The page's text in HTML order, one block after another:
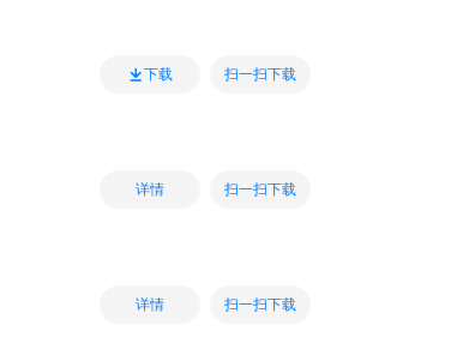
下载 扫一扫下载
详情 扫一扫下载
详情 扫一扫下载